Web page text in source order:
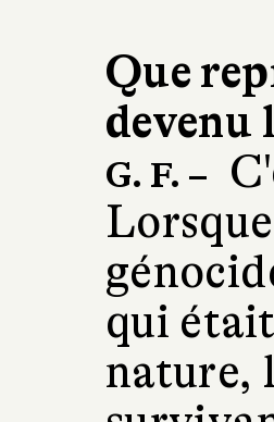
Que
devenu
G. F. –
qui
nature,